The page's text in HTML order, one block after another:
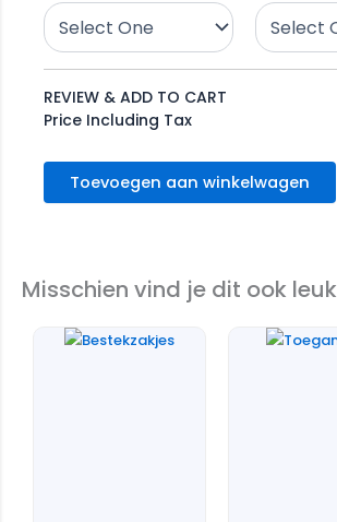
REVIEW & ADD TO CART
Price Including Tax
Toevoegen aan winkelwagen
Misschien vind je dit ook leuk